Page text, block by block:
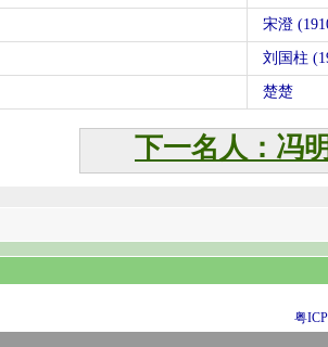
宋澄
刘国柱
楚楚
下一名人：冯
粤